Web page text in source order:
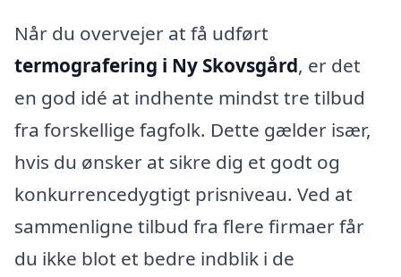
Når du overvejer at få udført
termografering i Ny Skovsgård, er det
en god idé at indhente mindst tre tilbud
fra forskellige fagfolk. Dette gælder især,
hvis du ønsker at sikre dig et godt og
konkurrencedygtigt prisniveau. Ved at
sammenligne tilbud fra flere firmaer får
du ikke blot et bedre indblik i de